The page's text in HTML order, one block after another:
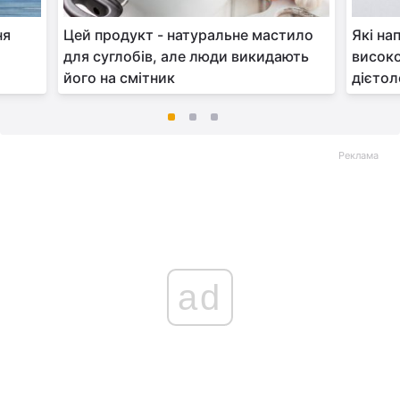
Цей продукт - натуральне мастило
для суглобів, але люди викидають
його на смітник
Які
Реклама
ad